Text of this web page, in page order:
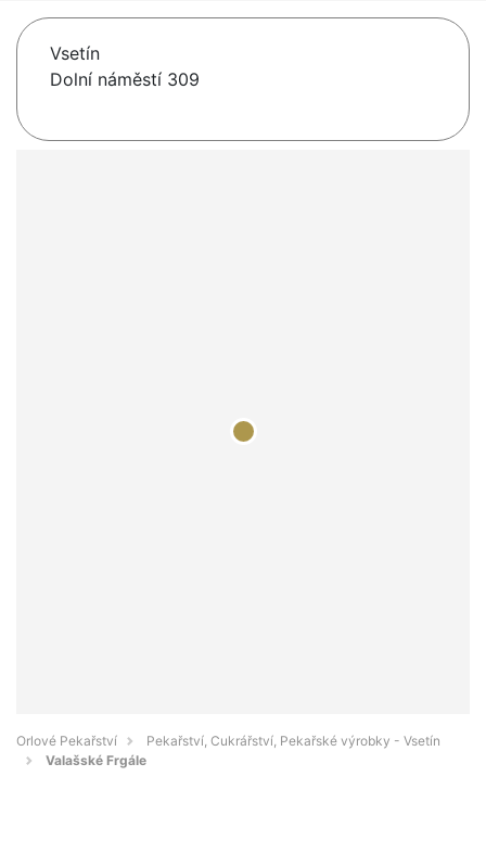
Vsetín
Dolní náměstí 309
Orlové Pekařství
Pekařství, Cukrářství, Pekařské výrobky - Vsetín
Valašské Frgále